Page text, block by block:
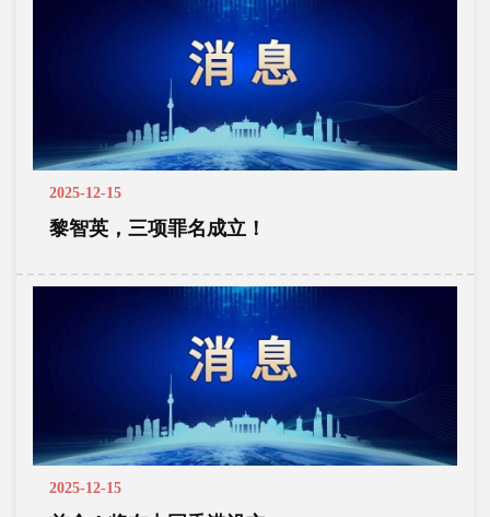
2025-12-15
黎智英，三项罪名成立！
2025-12-15